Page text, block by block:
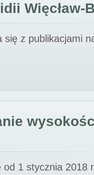
Więcław-
z publikacjami
1 stycznia 2018